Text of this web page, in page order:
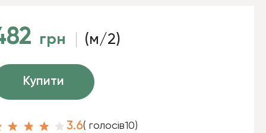
грн (м/2)
Купити
3.6( голосів10)